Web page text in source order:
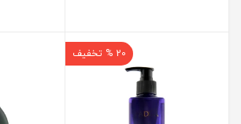
20 % تخفیف